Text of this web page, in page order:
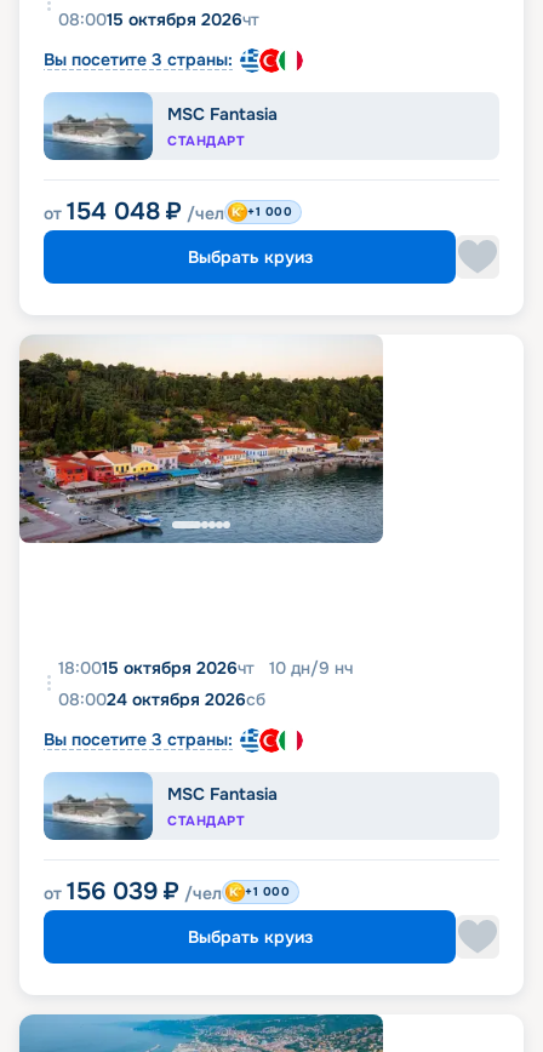
08:0015 октября 2026чт
Вы посетите 3 страны:
MSC Fantasia
СТАНДАРТ
от 154 048 ₽ /чел +1 000
Выбрать круиз
18:0015 октября 2026чт 10 дн/9 нч
08:0024 октября 2026сб
Вы посетите 3 страны:
MSC Fantasia
СТАНДАРТ
от 156 039 ₽ /чел +1 000
Выбрать круиз